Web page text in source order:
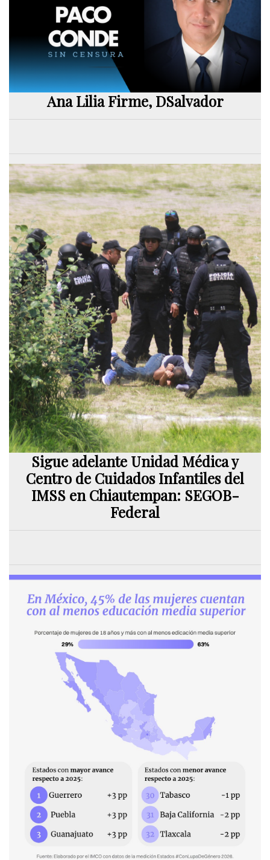
Ana Lilia Firme, DSalvador
Sigue adelante Unidad Médica y
Centro de Cuidados Infantiles del
IMSS en Chiautempan: SEGOB-
Federal